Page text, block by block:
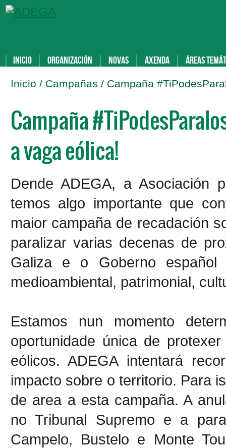
Inicio Organización Novas Axenda Áreas
Inicio / Campañas / Campaña
Campaña
a vaga eólica!
Dende ADEGA, a Asociación
temos algo importante que
maior campaña de recadación
paralizar varias decenas de
Galiza e o Goberno
medioambiental, patrimonial,
Estamos nun momento
oportunidade única de
eólicos. ADEGA intentará
impacto sobre o territorio. Para
de area a esta campaña. A
no Tribunal Supremo e a
Campelo, Bustelo e Monte